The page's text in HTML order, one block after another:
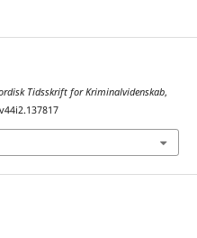
Tidsskrift for Kriminalvidenskab,